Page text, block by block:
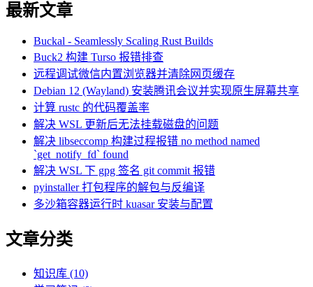
最新文章
Buckal - Seamlessly Scaling Rust Builds
Buck2 构建 Turso 报错排查
远程调试微信内置浏览器并清除网页缓存
Debian 12 (Wayland) 安装腾讯会议并实现原生屏幕共享
计算 rustc 的代码覆盖率
解决 WSL 更新后无法挂载磁盘的问题
解决 libseccomp 构建过程报错 no method named
`get_notify_fd` found
解决 WSL 下 gpg 签名 git commit 报错
pyinstaller 打包程序的解包与反编译
多沙箱容器运行时 kuasar 安装与配置
文章分类
知识库 (10)